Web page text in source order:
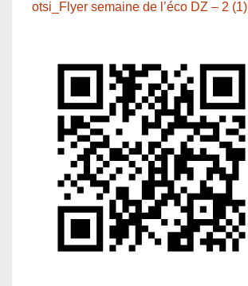
otsi_Flyer semaine de l’éco DZ – 2 (1)